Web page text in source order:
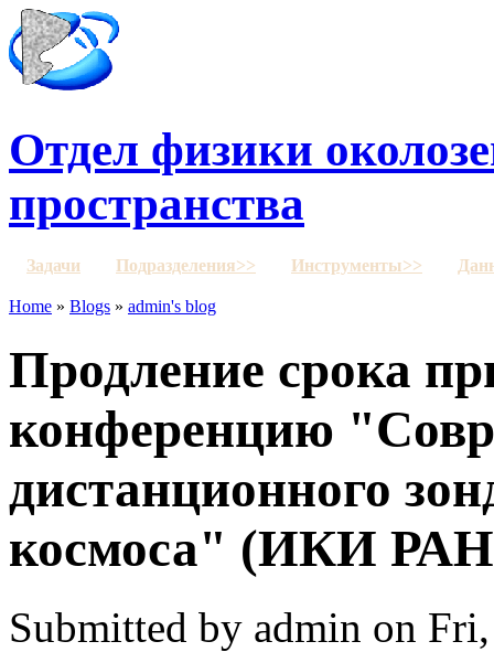
Отдел физики
пространства
Задачи Подразделения>> Инструменты>>
Home » Blogs » admin's blog
Продление срока
конференцию
дистанционного
космоса" (ИКИ
Submitted by admin on